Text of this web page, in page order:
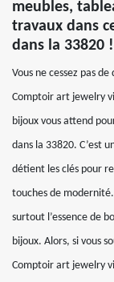
meubles,
travaux dans
dans la 33820 !
Vous ne cessez pas
Comptoir art jewelry
bijoux vous attend
dans la 33820. C’est
détient les clés pour
touches de
surtout l’essence de
bijoux. Alors, si vous
Comptoir art jewelry